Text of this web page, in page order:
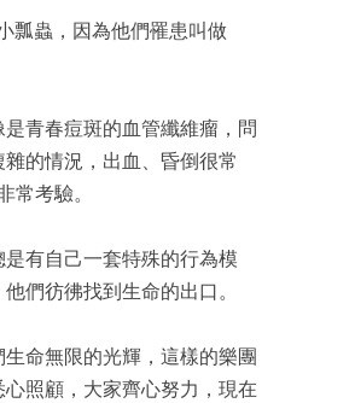
蟲，因為他們罹患­叫做
青春痘斑­的血管纖維瘤，問
的情況，出血、昏倒很常
考驗。
有自己一套特殊的行為模
們彷彿找到生命的出口。
命無限的光輝，­這樣的樂團
照顧，大家齊心努力，現在